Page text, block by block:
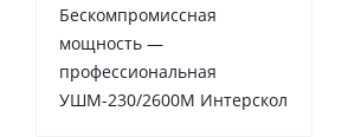
Бескомпромиссная
мощность —
профессиональная
УШМ-230/2600М Интерскол